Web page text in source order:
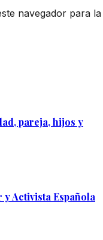
navegador para la
pareja, hijos y
y Activista Española